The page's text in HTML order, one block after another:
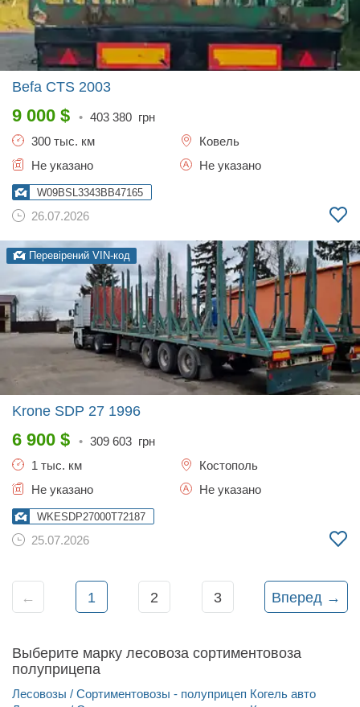
Befa CTS 2003
9 000 $ • 403 380 грн
300 тыс. км
Ковель
Не указано
Не указано
W09BSL3343BB47165
26.07.2026
Перевірений VIN-код
Krone SDP 27 1996
6 900 $ • 309 603 грн
1 тыс. км
Костополь
Не указано
Не указано
WKESDP27000T72187
25.07.2026
← 1 2 3 Вперед →
Выберите марку лесовоза сортиментовоза
полуприцепа
Лесовозы / Сортиментовозы - полуприцеп Когель авто